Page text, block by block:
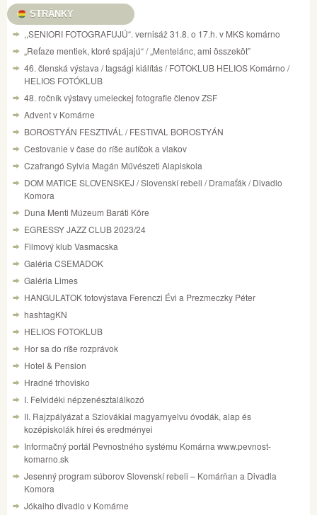
STRÁNKY
,,SENIORI FOTOGRAFUJÚ“. vernisáž 31.8. o 17.h. v MKS komárno
„Reťaze mentiek, ktoré spájajú“ / „Mentelánc, ami összeköt”
46. členská výstava / tagsági kiálítás / FOTOKLUB HELIOS Komárno /
HELIOS FOTÓKLUB
48. ročník výstavy umeleckej fotografie členov ZSF
Advent v Komárne
BOROSTYÁN FESZTIVÁL / FESTIVAL BOROSTYÁN
Cestovanie v čase do ríše autíčok a vlakov
Czafrangó Sylvia Magán Művészeti Alapiskola
DOM MATICE SLOVENSKEJ / Slovenskí rebeli / Dramaťák / Divadlo
Komora
Duna Menti Múzeum Baráti Köre
EGRESSY JAZZ CLUB 2023/24
Filmový klub Vasmacska
Galéria CSEMADOK
Galéria Limes
HANGULATOK fotovýstava Ferenczi Évi a Prezmeczky Péter
hashtagKN
HELIOS FOTOKLUB
Hor sa do ríše rozprávok
Hotel & Pension
Hradné trhovisko
I. Felvidéki népzenésztalálkozó
II. Rajzpályázat a Szlovákiai magyarnyelvu óvodák, alap és
kozépiskolák hírei és eredményei
Informačný portál Pevnostného systému Komárna www.pevnost-
komarno.sk
Jesenný program súborov Slovenskí rebeli – Komárňan a Divadla
Komora
Jókaiho divadlo v Komárne